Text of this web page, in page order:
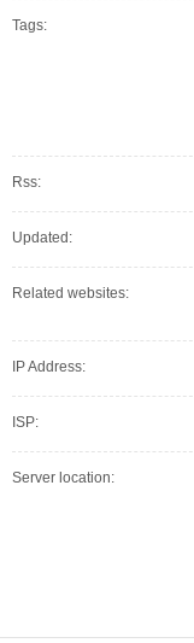
Tags:
Rss:
Updated:
Related websites:
IP Address:
ISP:
Server location: